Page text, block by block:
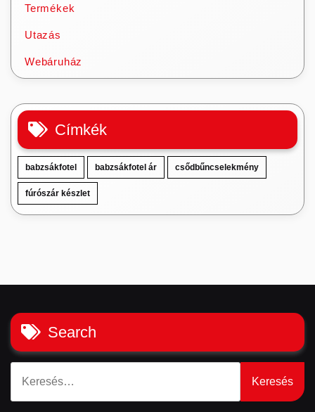
Termékek
Utazás
Webáruház
Címkék
babzsákfotel babzsákfotel ár csődbűncselekmény
fúrószár készlet
Search